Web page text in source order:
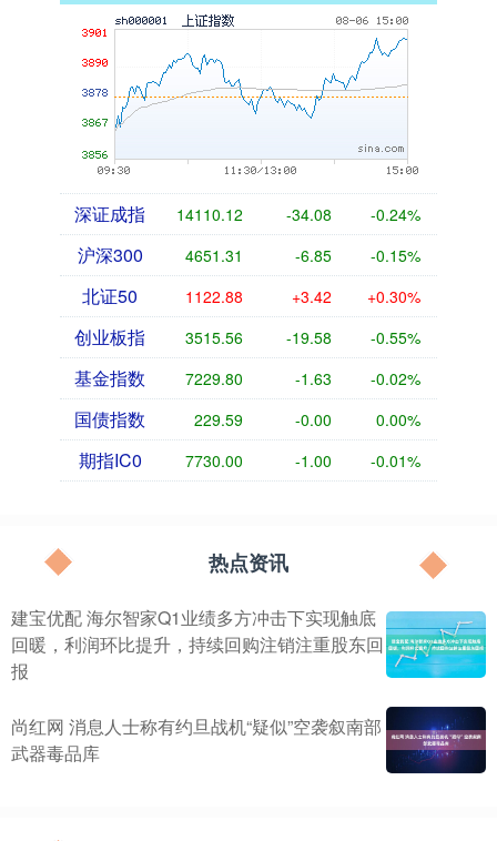
深证成指 14110.12 -34.08 -0.24%
沪深300 4651.31 -6.85 -0.15%
北证50 1122.88 +3.42 +0.30%
创业板指 3515.56 -19.58 -0.55%
基金指数 7229.80 -1.63 -0.02%
国债指数 229.59 -0.00 0.00%
期指IC0 7730.00 -1.00 -0.01%
热点资讯
建宝优配 海尔智家Q1业绩多方冲击下实现触底
回暖，利润环比提升，持续回购注销注重股东回
报
尚红网 消息人士称有约旦战机“疑似”空袭叙南部
武器毒品库